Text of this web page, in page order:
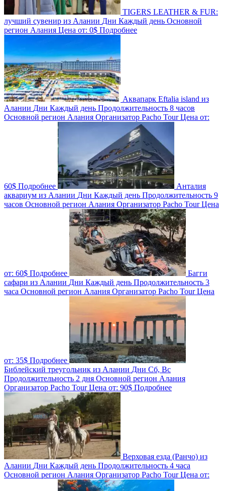
TIGERS LEATHER & FUR:
лучший сувенир из Алании Дни Каждый день Основной
регион Алания Цена от: 0$ Подробнее
Аквапарк Eftalia island из
Алании Дни Каждый день Продолжительность 8 часов
Основной регион Алания Организатор Pacho TourЦена от:
60$ Подробнее
Анталия
аквариум из Алании Дни Каждый день Продолжительность 9
часов Основной регион Алания Организатор Pacho TourЦена
от: 60$ Подробнее
Багги
сафари из Алании Дни Каждый день Продолжительность 3
часа Основной регион Алания Организатор Pacho TourЦена
от: 35$ Подробнее
Библейский треугольник из Алании Дни Сб, Вс
Продолжительность 2 дня Основной регион Алания
Организатор Pacho TourЦена от: 90$ Подробнее
Верховая езда (Ранчо) из
Алании Дни Каждый день Продолжительность 4 часа
Основной регион Алания Организатор Pacho TourЦена от: